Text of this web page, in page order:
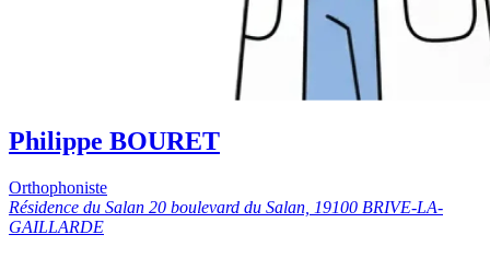
Philippe BOURET
Orthophoniste
Résidence du Salan 20 boulevard du Salan, 19100 BRIVE-LA-
GAILLARDE